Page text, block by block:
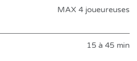
MAX 4 joueureuses
15 à 45 min